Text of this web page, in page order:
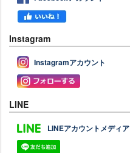
Instagram
Instagramアカウント
LINE
LINEアカウントメディア